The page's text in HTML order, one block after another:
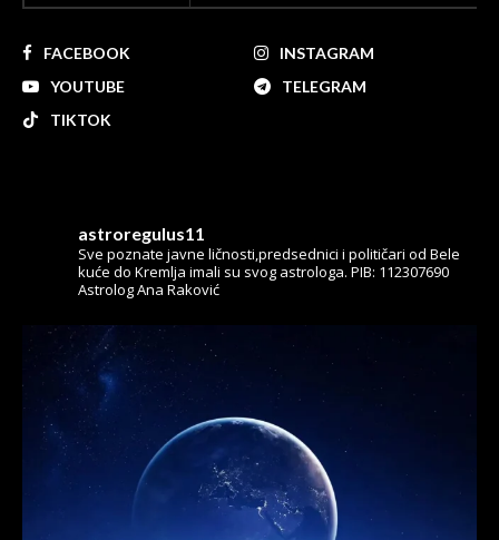
FACEBOOK
INSTAGRAM
YOUTUBE
TELEGRAM
TIKTOK
astroregulus11
Sve poznate javne ličnosti,predsednici i političari od Bele
kuće do Kremlja imali su svog astrologa. PIB: 112307690
Astrolog Ana Raković